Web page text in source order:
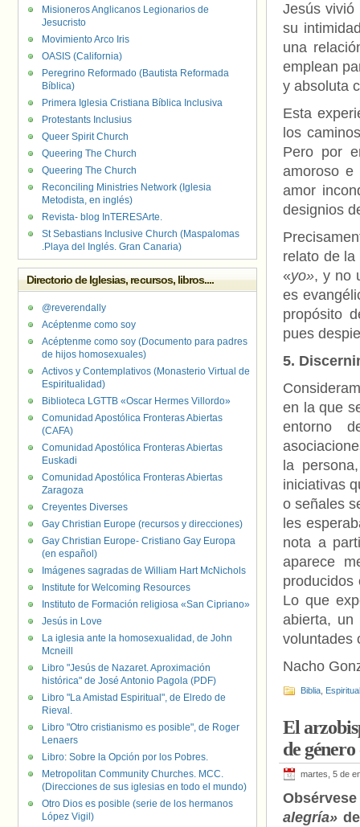
Jesús vivió
su
una
emplean
y absoluta
Esta
los
Pero por
amoroso e
amor
designios
relato de
«yo», y no
es
propósito
pues
5.
en la que
entorno
la
iniciativas
o señales
les
nota a
aparece
Lo que
abierta, un
voluntades
Nacho
Biblia
El
de
martes, 5 de
alegría»
Misioneros Anglicanos Legionarios de
Jesucristo
Movimiento Arco Iris
OASIS (California)
Peregrino Reformado (Bautista Reformada
Bíblica)
Primera Iglesia Cristiana Bíblica Inclusiva
Protestants Inclusius
Queer Spirit Church
Queering The Church
Queering The Church
Reconciling Ministries Network (Iglesia
Metodista, en inglés)
Revista- blog InTERESArte.
St Sebastians Inclusive Church (Maspalomas
.Playa del Inglés. Gran Canaria)
Directorio de Iglesias, recursos, libros....
@reverendally
Acéptenme como soy
Acéptenme como soy (Documento para padres
de hijos homosexuales)
Activos y Contemplativos (Monasterio Virtual de
Espiritualidad)
Biblioteca LGTTB «Oscar Hermes Villordo»
Comunidad Apostólica Fronteras Abiertas
(CAFA)
Comunidad Apostólica Fronteras Abiertas
Euskadi
Comunidad Apostólica Fronteras Abiertas
Zaragoza
Creyentes Diverses
Gay Christian Europe (recursos y direcciones)
Gay Christian Europe- Cristiano Gay Europa
(en español)
Imágenes sagradas de William Hart McNichols
Institute for Welcoming Resources
Instituto de Formación religiosa «San Cipriano»
Jesús in Love
La iglesia ante la homosexualidad, de John
Mcneill
Libro "Jesús de Nazaret. Aproximación
histórica" de José Antonio Pagola (PDF)
Libro "La Amistad Espiritual", de Elredo de
Rieval.
Libro "Otro cristianismo es posible", de Roger
Lenaers
Libro: Sobre la Opción por los Pobres.
Metropolitan Community Churches. MCC.
(Direcciones de sus iglesias en todo el mundo)
Otro Dios es posible (serie de los hermanos
López Vigil)